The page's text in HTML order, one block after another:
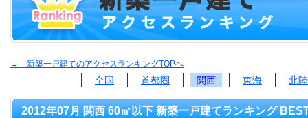
→ 新築一戸建てのアクセスランキングTOPへ
全国 首都圏 関西 東海 北
2012年07月 関西 60㎡以下 新築一戸建てランキング